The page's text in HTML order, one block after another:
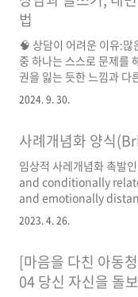
법
🧠 상담이 어려운 이유:많
중 하나는 스스로 문제를
권을 잃는 듯한 느낌과 다
담을 주저하게 만듭니다
현하는 것만으로도 마음
러나 이런 걱정을 무시하
단적으로 들어주고, 여러
을 합니다. 상담자는 해답
도와줍니다. 💡📚 가바사
2024. 9. 30.
사례개념화 양식
임상적 사레개념화 촉
and conditionally
and emotionally distant
self ex) anxiety,
for perfection
standard for her
2023. 4. 26.
[마음을 다친 아동
04 당신 자신을 돌